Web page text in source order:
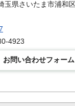
玉県さいたま市浦和
4923
お問い合わせフォーム